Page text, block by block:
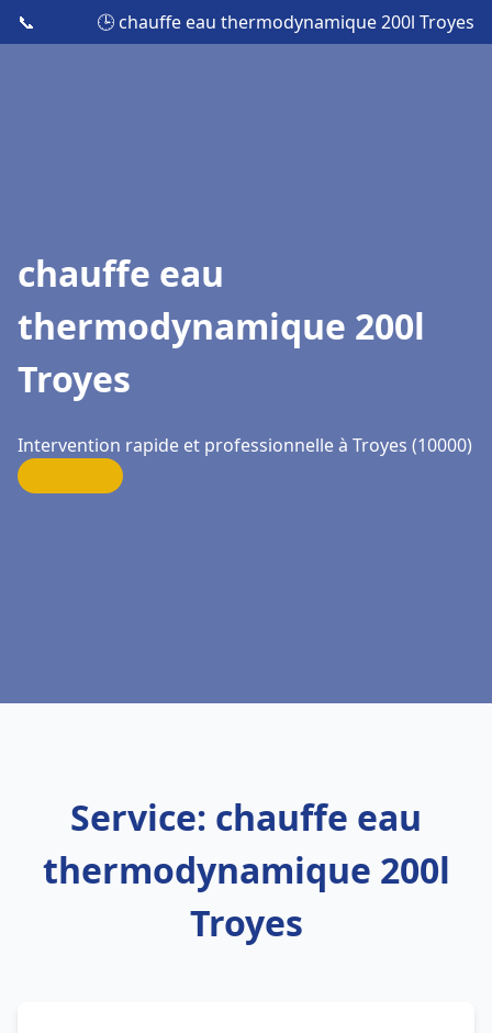
📞 🕒 chauffe eau thermodynamique 200l Troyes
chauffe eau
thermodynamique 200l
Troyes
Intervention rapide et professionnelle à Troyes (10000)
Service: chauffe eau
thermodynamique 200l
Troyes